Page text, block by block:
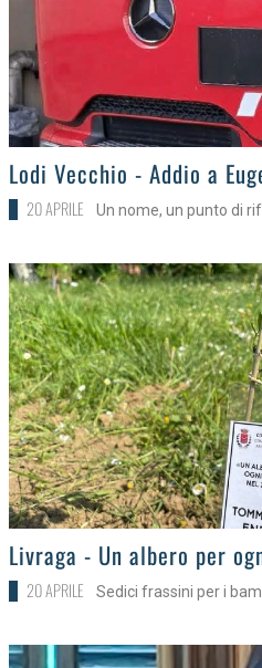
>Lodi Vecchio - Addio a
20 APRILE Un nome, un punto di
>Livraga - Un albero per
20 APRILE Sedici frassini per i